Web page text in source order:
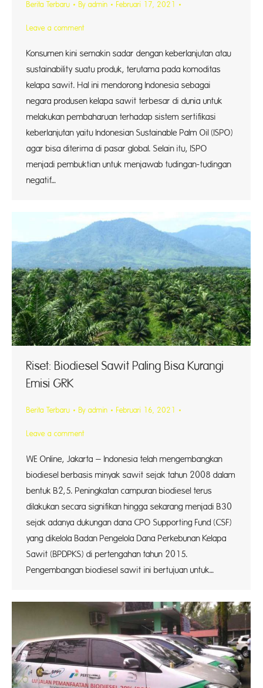
Berita Terbaru By admin Februari 17, 2021
Leave a comment
Konsumen kini semakin sadar dengan keberlanjutan atau
sustainability suatu produk, terutama pada komoditas
kelapa sawit. Hal ini mendorong Indonesia sebagai
negara produsen kelapa sawit terbesar di dunia untuk
melakukan pembaharuan terhadap sistem sertifikasi
keberlanjutan yaitu Indonesian Sustainable Palm Oil (ISPO)
agar bisa diterima di pasar global. Selain itu, ISPO
menjadi pembuktian untuk menjawab tudingan-tudingan
negatif…
Riset: Biodiesel Sawit Paling Bisa Kurangi
Emisi GRK
Berita Terbaru By admin Februari 16, 2021
Leave a comment
WE Online, Jakarta – Indonesia telah mengembangkan
biodiesel berbasis minyak sawit sejak tahun 2008 dalam
bentuk B2,5. Peningkatan campuran biodiesel terus
dilakukan secara signifikan hingga sekarang menjadi B30
sejak adanya dukungan dana CPO Supporting Fund (CSF)
yang dikelola Badan Pengelola Dana Perkebunan Kelapa
Sawit (BPDPKS) di pertengahan tahun 2015.
Pengembangan biodiesel sawit ini bertujuan untuk…